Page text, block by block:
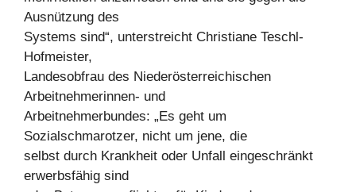
Ausnützung des
Systems sind“, unterstreicht Christiane Teschl-
Hofmeister,
Landesobfrau des Niederösterreichischen
Arbeitnehmerinnen- und
Arbeitnehmerbundes: „Es geht um
Sozialschmarotzer, nicht um jene, die
selbst durch Krankheit oder Unfall eingeschränkt
erwerbsfähig sind